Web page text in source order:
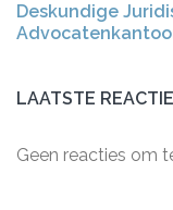
Deskundige
LAATSTE
Geen reacties om